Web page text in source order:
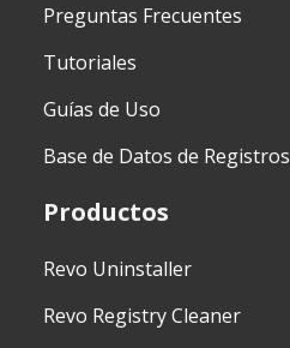
Preguntas Frecuentes
Tutoriales
Guías de Uso
Base de Datos de Registros
Productos
Revo Uninstaller
Revo Registry Cleaner